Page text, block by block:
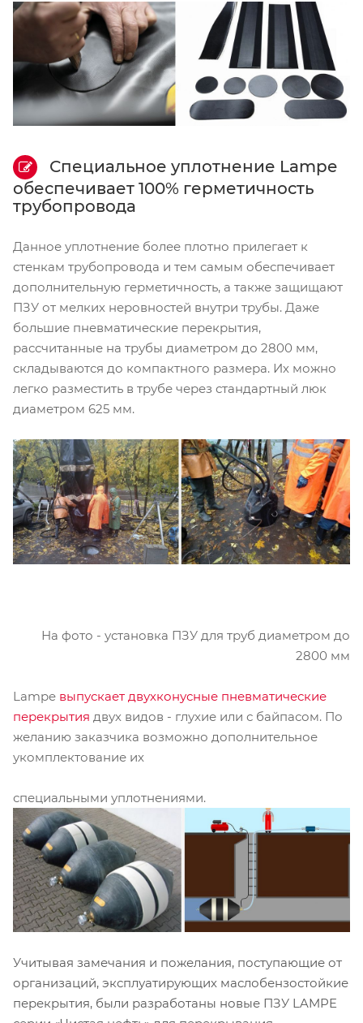
Специальное уплотнение Lampe
обеспечивает 100% герметичность
трубопровода
Данное уплотнение более плотно прилегает к
стенкам трубопровода и тем самым обеспечивает
дополнительную герметичность, а также защищают
ПЗУ от мелких неровностей внутри трубы. Даже
большие пневматические перекрытия,
рассчитанные на трубы диаметром до 2800 мм,
складываются до компактного размера. Их можно
легко разместить в трубе через стандартный люк
диаметром 625 мм.
На фото - установка ПЗУ для труб диаметром до
2800 мм
Lampe выпускает двухконусные пневматические
перекрытия двух видов - глухие или с байпасом. По
желанию заказчика возможно дополнительное
укомплектование их
специальными уплотнениями.
Учитывая замечания и пожелания, поступающие от
организаций, эксплуатирующих маслобензостойкие
перекрытия, были разработаны новые ПЗУ LAMPE